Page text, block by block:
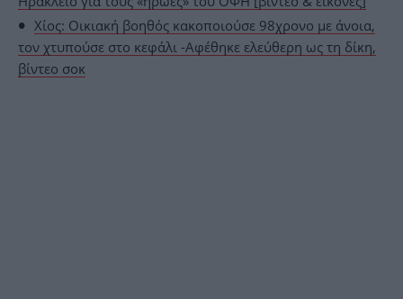
Χίος: Οικιακή βοηθός κακοποιούσε 98χρονο με άνοια,
τον χτυπούσε στο κεφάλι -Αφέθηκε ελεύθερη ως τη δίκη,
βίντεο σοκ